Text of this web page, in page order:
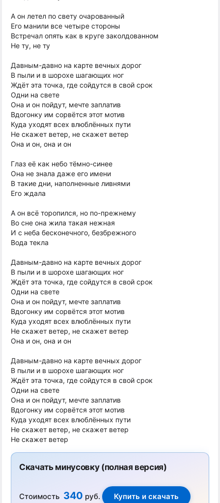
А он летел по свету очарованный
Его манили все четыре стороны
Встречал опять как в круге заколдованном
Не ту, не ту
Давным-давно на карте вечных дорог
В пыли и в шорохе шагающих ног
Ждёт эта точка, где сойдутся в свой срок
Одни на свете
Она и он пойдут, мечте заплатив
Вдогонку им сорвётся этот мотив
Куда уходят всех влюблённых пути
Не скажет ветер, не скажет ветер
Она и он, она и он
Глаз её как небо тёмно-синее
Она не знала даже его имени
В такие дни, наполненные ливнями
Его ждала
А он всё торопился, но по-прежнему
Во сне она жила такая нежная
И с неба бесконечного, безбрежного
Вода текла
Давным-давно на карте вечных дорог
В пыли и в шорохе шагающих ног
Ждёт эта точка, где сойдутся в свой срок
Одни на свете
Она и он пойдут, мечте заплатив
Вдогонку им сорвётся этот мотив
Куда уходят всех влюблённых пути
Не скажет ветер, не скажет ветер
Она и он, она и он
Давным-давно на карте вечных дорог
В пыли и в шорохе шагающих ног
Ждёт эта точка, где сойдутся в свой срок
Одни на свете
Она и он пойдут, мечте заплатив
Вдогонку им сорвётся этот мотив
Куда уходят всех влюблённых пути
Не скажет ветер, не скажет ветер
Не скажет ветер
Скачать минусовку (полная версия)
Стоимость 340 руб.